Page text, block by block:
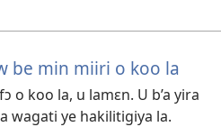
be min miiri o koo la
o koo la, u lamɛn. U b’a yira
wagati ye hakilitigiya la.